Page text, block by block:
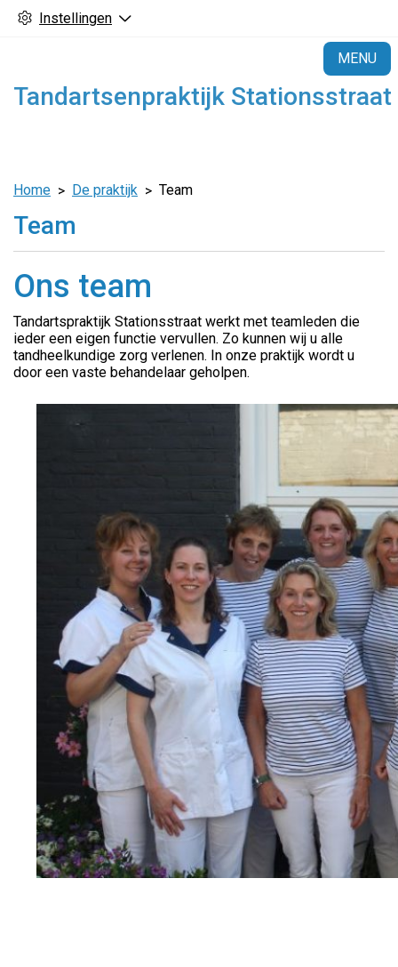
Instellingen
MENU
Tandartsenpraktijk Stationsstraat
Home De praktijk Team
Team
Ons team
Tandartspraktijk Stationsstraat werkt met teamleden die
ieder een eigen functie vervullen. Zo kunnen wij u alle
tandheelkundige zorg verlenen. In onze praktijk wordt u
door een vaste behandelaar geholpen.